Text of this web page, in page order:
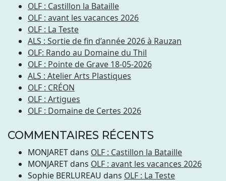
OLF : Castillon la Bataille
OLF : avant les vacances 2026
OLF : La Teste
ALS : Sortie de fin d’année 2026 à Rauzan
OLF: Rando au Domaine du Thil
OLF : Pointe de Grave 18-05-2026
ALS : Atelier Arts Plastiques
OLF : CRÉON
OLF : Artigues
OLF : Domaine de Certes 2026
COMMENTAIRES RÉCENTS
MONJARETdans OLF : Castillon la Bataille
MONJARETdans OLF : avant les vacances 2026
Sophie BERLUREAU dans OLF : La Teste